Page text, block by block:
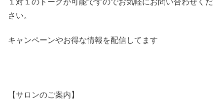
１対１のトークが可能ですのでお気軽にお問い合わせくだ
さい。
キャンペーンやお得な情報を配信してます
【サロンのご案内】